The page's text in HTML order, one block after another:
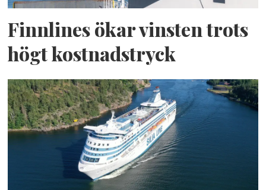
Finnlines ökar vinsten trots
högt kostnadstryck